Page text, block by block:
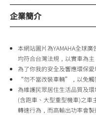
企業簡介
本網站圖片為YAMAHA全球
均符合台灣法規，以實車為
為了你我的安全及響應環保
“勿不當改裝車輛”，以免觸
為維護民眾居住生活品質及
(含跑車、大型重型機車)之車
轉速行為，而高輸出功率會